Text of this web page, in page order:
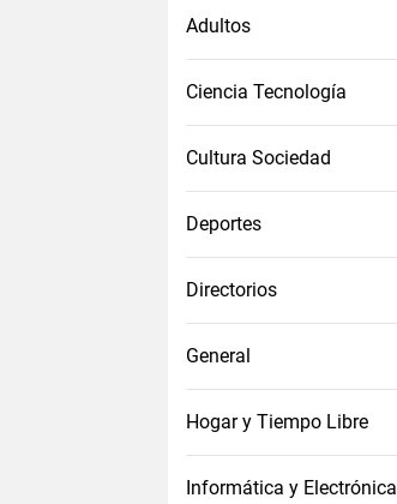
Adultos
Ciencia Tecnología
Cultura Sociedad
Deportes
Directorios
General
Hogar y Tiempo Libre
Informática y Electrónica